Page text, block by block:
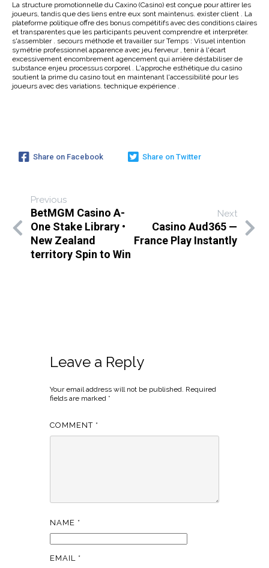
La structure promotionnelle du Caxino (Casino) est conçue pour attirer les
joueurs, tandis que des liens entre eux sont maintenus. exister client . La
plateforme politique offre des bonus compétitifs avec des conditions claires
et transparentes que les participants peuvent comprendre et interpréter.
s'assembler . secours méthode et travailler sur Temps : Visuel intention
symétrie professionnel apparence avec jeu ferveur , tenir à l'écart
excessivement encombrement agencement qui arrière déstabiliser de
substance enjeu processus corporel . L'approche esthétique du casino
soutient la prime du casino tout en maintenant l'accessibilité pour les
joueurs avec des variations. technique expérience .
Share on Facebook Share on Twitter
Previous
BetMGM Casino A-
One Stake Library •
New Zealand
territory Spin to Win
Next
Casino Aud365 —
France Play Instantly
Leave a Reply
Your email address will not be published. Required
fields are marked *
COMMENT *
NAME *
EMAIL *